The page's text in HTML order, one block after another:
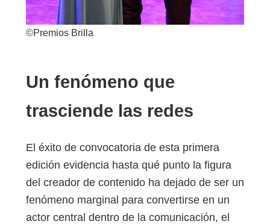
©Premios Brilla
Un fenómeno que
trasciende las redes
El éxito de convocatoria de esta primera
edición evidencia hasta qué punto la figura
del creador de contenido ha dejado de ser un
fenómeno marginal para convertirse en un
actor central dentro de la comunicación, el